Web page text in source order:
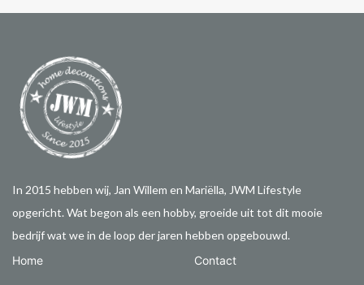
In 2015 hebben wij, Jan Willem en Mariëlla, JWM Lifestyle
opgericht. Wat begon als een hobby, groeide uit tot dit mooie
bedrijf wat we in de loop der jaren hebben opgebouwd.
Home
Contact